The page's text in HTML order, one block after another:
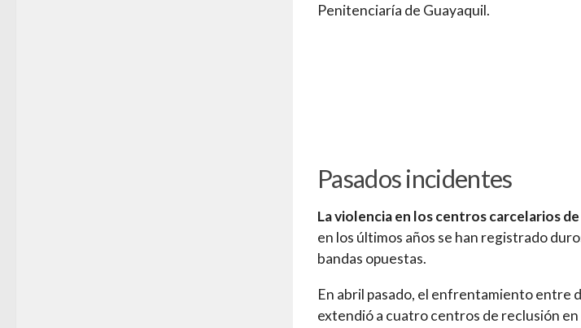
Penitenciaría de Guayaquil.
Pasados incidentes
La violencia en los centros carcelarios
en los últimos años se han registrado
bandas opuestas.
En abril pasado, el enfrentamiento entre
extendió a cuatro centros de reclusión en